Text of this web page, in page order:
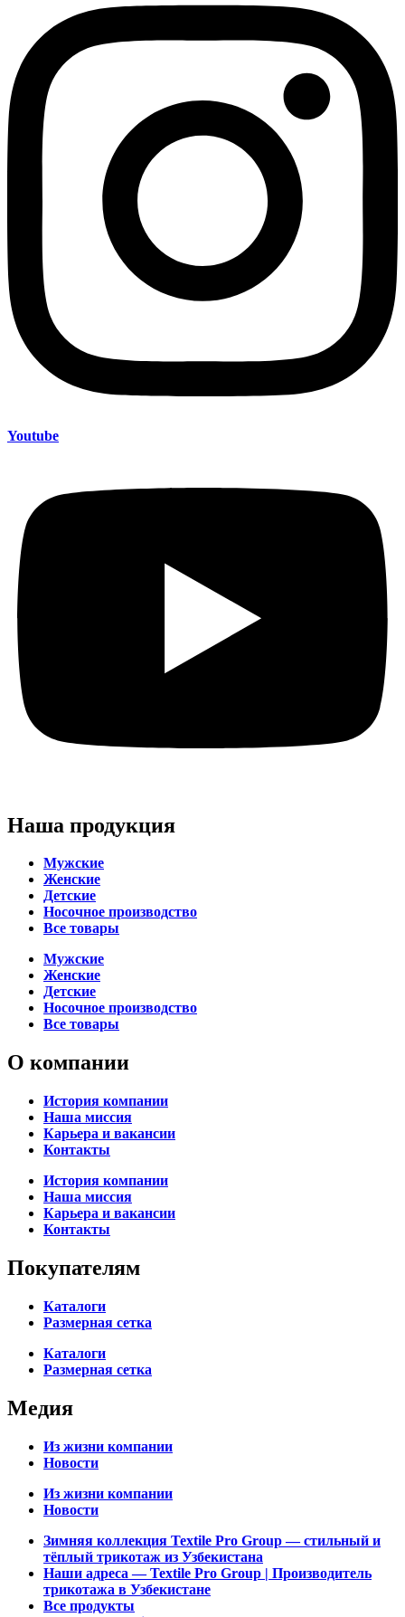
Youtube
Наша продукция
Мужские
Женские
Детские
Носочное производство
Все товары
Мужские
Женские
Детские
Носочное производство
Все товары
О компании
История компании
Наша миссия
Карьера и вакансии
Контакты
История компании
Наша миссия
Карьера и вакансии
Контакты
Покупателям
Каталоги
Размерная сетка
Каталоги
Размерная сетка
Медия
Из жизни компании
Новости
Из жизни компании
Новости
Зимняя коллекция Textile Pro Group — стильный и
тёплый трикотаж из Узбекистана
Наши адреса — Textile Pro Group | Производитель
трикотажа в Узбекистане
Все продукты